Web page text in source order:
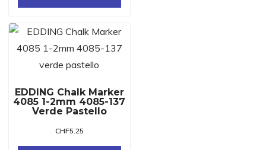
EDDING Chalk Marker
4085 1-2mm 4085-137
Verde Pastello
CHF5.25